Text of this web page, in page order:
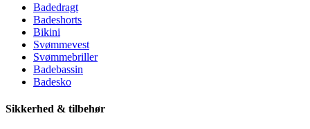
Badedragt
Badeshorts
Bikini
Svømmevest
Svømmebriller
Badebassin
Badesko
Sikkerhed & tilbehør